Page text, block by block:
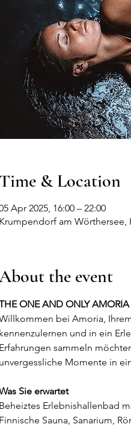
Time & Location
Apr 2025, 16:00 – 22:00
Krumpendorf am Wörthersee,
the event
ONE AND ONLY AMORIA
bei Amoria,
kennenzulernen und in ein
Erfahrungen sammeln
unvergessliche Momente in
Sie erwartet
Beheiztes Erlebnishallenbad
Finnische Sauna, Sanarium,